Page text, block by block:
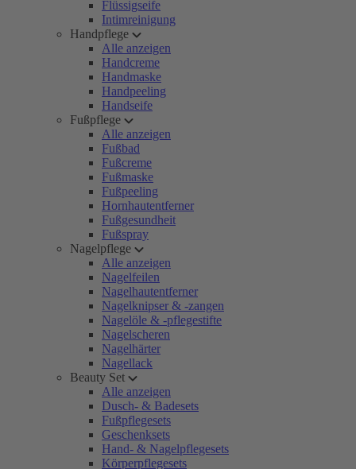
Flüssigseife
Intimreinigung
Handpflege
Alle anzeigen
Handcreme
Handmaske
Handpeeling
Handseife
Fußpflege
Alle anzeigen
Fußbad
Fußcreme
Fußmaske
Fußpeeling
Hornhautentferner
Fußgesundheit
Fußspray
Nagelpflege
Alle anzeigen
Nagelfeilen
Nagelhautentferner
Nagelknipser & -zangen
Nagelöle & -pflegestifte
Nagelscheren
Nagelhärter
Nagellack
Beauty Set
Alle anzeigen
Dusch- & Badesets
Fußpflegesets
Geschenksets
Hand- & Nagelpflegesets
Körperpflegesets